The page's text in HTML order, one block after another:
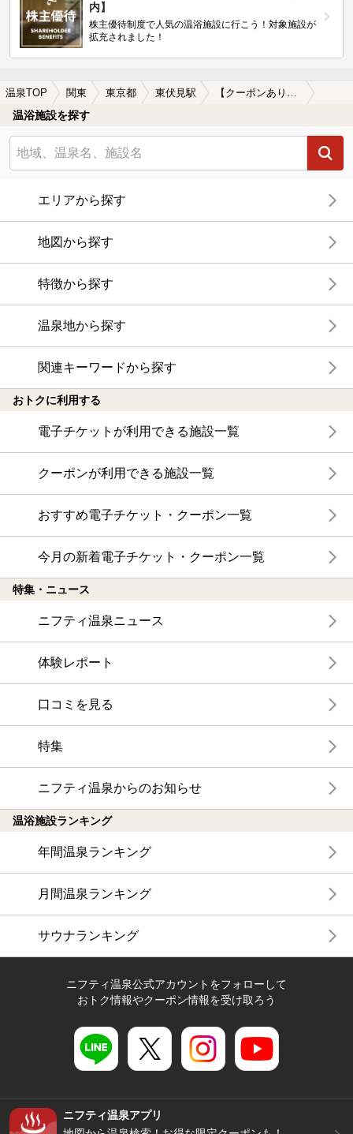
内】
株主優待制度で人気の温浴施設に行こう！対象施設が
拡充されました！
温泉TOP 関東 東京都 東伏見駅 【クーポンあり】子連れOKな東伏見駅近くの温泉、日帰り温泉、スーパー銭湯おすすめ
温浴施設を探す
エリアから探す
地図から探す
特徴から探す
温泉地から探す
関連キーワードから探す
おトクに利用する
電子チケットが利用できる施設一覧
クーポンが利用できる施設一覧
おすすめ電子チケット・クーポン一覧
今月の新着電子チケット・クーポン一覧
特集・ニュース
ニフティ温泉ニュース
体験レポート
口コミを見る
特集
ニフティ温泉からのお知らせ
温浴施設ランキング
年間温泉ランキング
月間温泉ランキング
サウナランキング
ニフティ温泉公式アカウントをフォローして
おトク情報やクーポン情報を受け取ろう
ニフティ温泉アプリ